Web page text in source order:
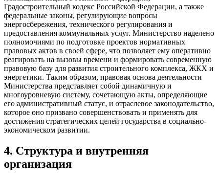
Градостроительный кодекс Российской Федерации, а также
федеральные законы, регулирующие вопросы
энергосбережения, технического регулирования и
предоставления коммунальных услуг. Министерство наделено
полномочиями по подготовке проектов нормативных
правовых актов в своей сфере, что позволяет ему оперативно
реагировать на вызовы времени и формировать современную
правовую базу для развития строительного комплекса, ЖКХ и
энергетики. Таким образом, правовая основа деятельности
Министерства представляет собой динамичную и
многоуровневую систему, сочетающую акты, определяющие
его административный статус, и отраслевое законодательство,
которое оно призвано совершенствовать и применять для
достижения стратегических целей государства в социально-
экономическом развитии.
4. Структура и внутренняя
организация